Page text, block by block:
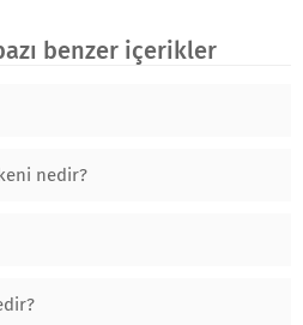
benzer içerikler
nedir?